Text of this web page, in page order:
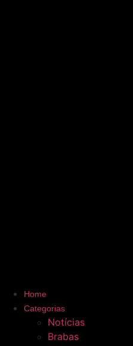
Home
Categorias
Notícias
Brabas